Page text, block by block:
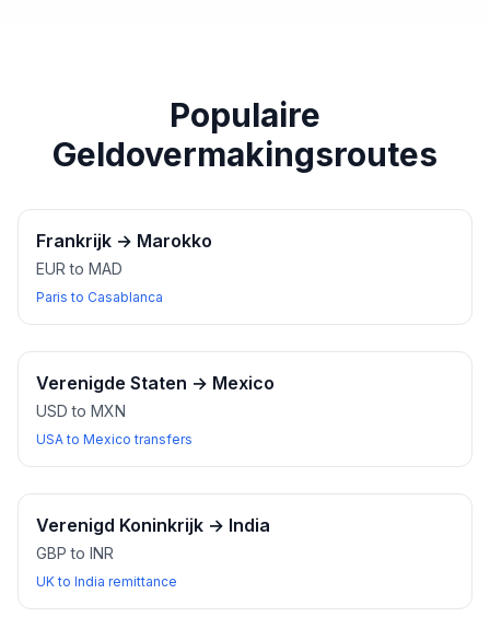
Populaire
Geldovermakingsroutes
Frankrijk → Marokko
EUR to MAD
Paris to Casablanca
Verenigde Staten → Mexico
USD to MXN
USA to Mexico transfers
Verenigd Koninkrijk → India
GBP to INR
UK to India remittance